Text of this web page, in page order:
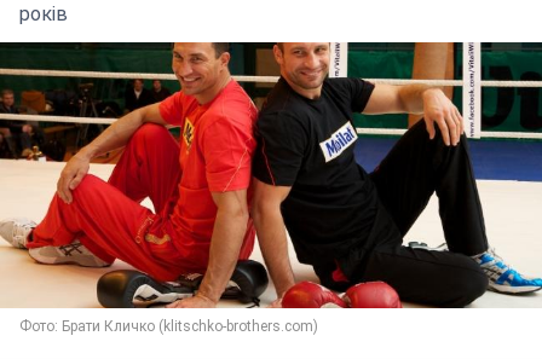
років
Фото: Брати Кличко (klitschko-brothers.com)